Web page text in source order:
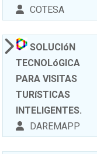
COTESA
SOLUCIóN
TECNOLóGICA
PARA VISITAS
TURíSTICAS
INTELIGENTES.
DAREMAPP